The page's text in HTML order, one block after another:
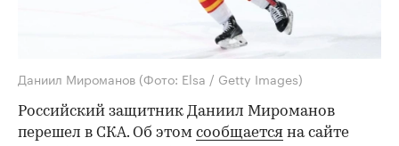
Даниил Мироманов (Фото: Elsa / Getty Images)
Российский защитник Даниил Мироманов
перешел в СКА. Об этом сообщается на сайте